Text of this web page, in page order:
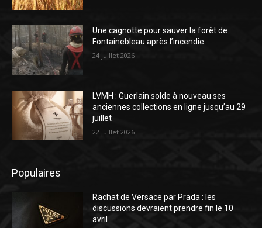
Une cagnotte pour sauver la forêt de
Fontainebleau après l’incendie
24 juillet 2026
LVMH : Guerlain solde à nouveau ses
anciennes collections en ligne jusqu’au 29
juillet
22 juillet 2026
Populaires
Rachat de Versace par Prada : les
discussions devraient prendre fin le 10
avril